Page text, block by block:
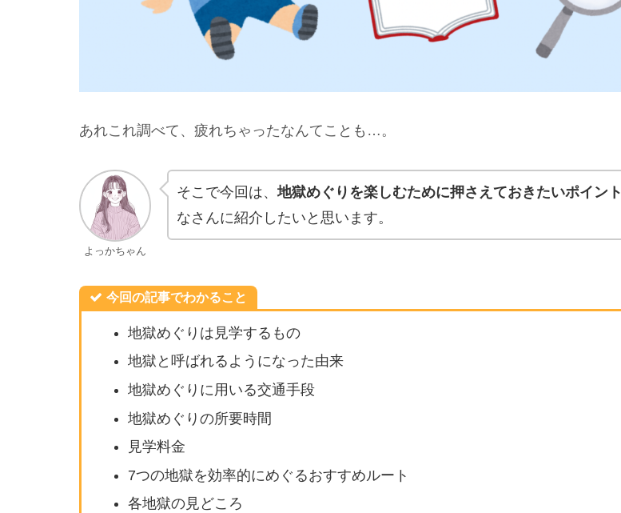
あれこれ調べて、疲れちゃったなんてことも…。
よっかちゃん
そこで今回は、地獄めぐりを楽しむために押さえておきたいポイント
なさんに紹介したいと思います。
今回の記事でわかること
地獄めぐりは見学するもの
地獄と呼ばれるようになった由来
地獄めぐりに用いる交通手段
地獄めぐりの所要時間
見学料金
7つの地獄を効率的にめぐるおすすめルート
各地獄の見どころ